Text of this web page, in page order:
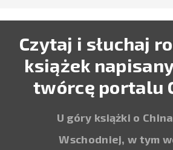
Czytaj i słuchaj
książek
twórcę portalu
U góry książki o
Wschodniej, w tym